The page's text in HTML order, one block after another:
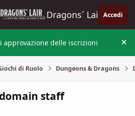
Dragons´ Lair Accedi
approvazione delle iscrizioni
di Ruolo Dungeons & Dragons
staff